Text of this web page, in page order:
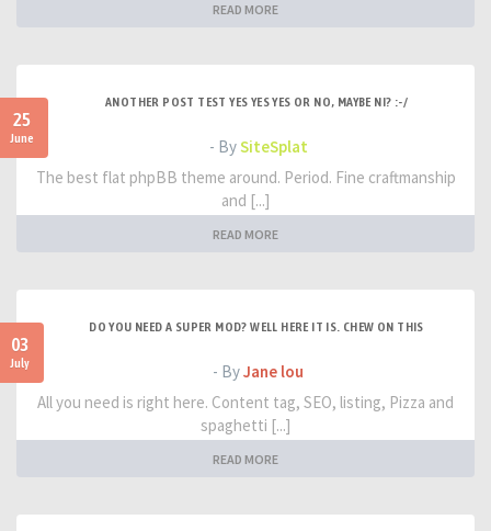
READ MORE
25
June
ANOTHER POST TEST YES YES YES OR NO, MAYBE NI? :-/
- BySiteSplat
The best flat phpBB theme around. Period. Fine craftmanship
and [...]
READ MORE
03
July
DO YOU NEED A SUPER MOD? WELL HERE IT IS. CHEW ON THIS
- ByJane lou
All you need is right here. Content tag, SEO, listing, Pizza and
spaghetti [...]
READ MORE